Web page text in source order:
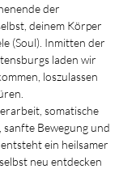
der
deinem Körper
(Soul). Inmitten der
laden wir
loszulassen
somatische
Bewegung und
ein heilsamer
neu entdecken